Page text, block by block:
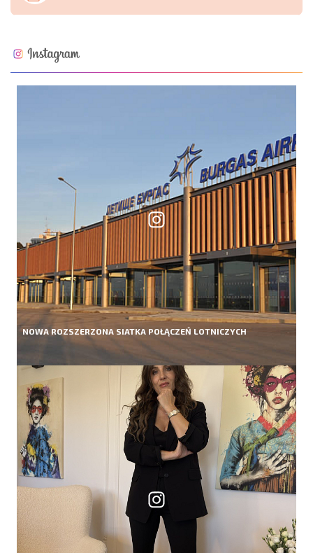
NOWA ROZSZERZONA SIATKA POŁĄCZEŃ LOTNICZYCH